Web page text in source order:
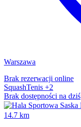
Warszawa
Brak rezerwacji online
SquashTenis +2
Brak dostępności na dziś
14.7 km